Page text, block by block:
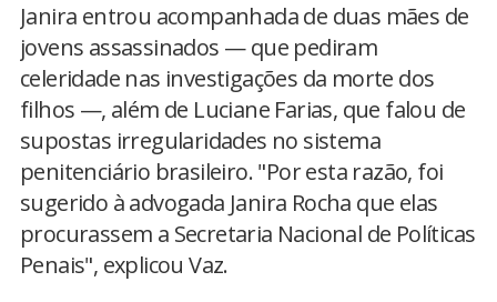
Janira entrou acompanhada de duas mães de
jovens assassinados — que pediram
celeridade nas investigações da morte dos
filhos —, além de Luciane Farias, que falou de
supostas irregularidades no sistema
penitenciário brasileiro. "Por esta razão, foi
sugerido à advogada Janira Rocha que elas
procurassem a Secretaria Nacional de Políticas
Penais", explicou Vaz.